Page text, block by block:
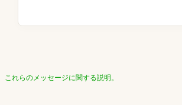
これらのメッセージに関する説明。